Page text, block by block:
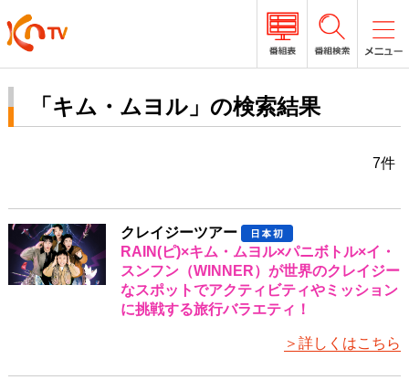
「キム・ムヨル」の検索結果
7件
クレイジーツアー
RAIN(ピ)×キム・ムヨル×パニボトル×イ・
スンフン（WINNER）が世界のクレイジー
なスポットでアクティビティやミッション
に挑戦する旅行バラエティ！
＞詳しくはこちら